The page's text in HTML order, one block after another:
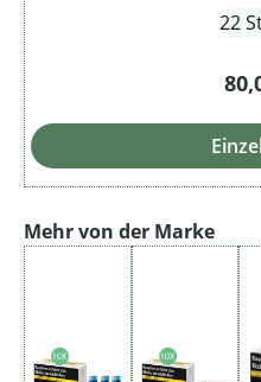
22
Produktgalerie
Mehr von der Marke